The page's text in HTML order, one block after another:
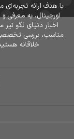
اورجینال، به معرفی
اخبار دنیای لگو نیز
مناسب، بررسی تخصصی
خلاقانه هستید، LEGO-Hub بهترین انتخاب شماست.